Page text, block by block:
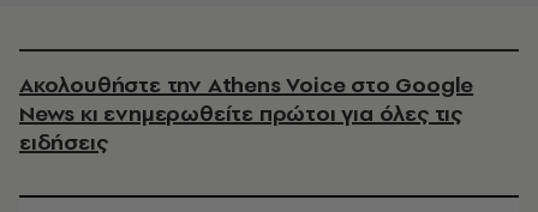
Ακολουθήστε την Athens Voice στο Google
News κι ενημερωθείτε πρώτοι για όλες τις
ειδήσεις